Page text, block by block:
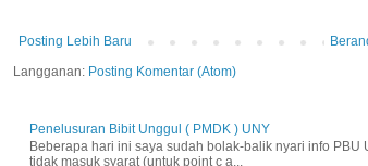
Posting Lebih Baru
Langganan: Posting Komentar (Atom)
Penelusuran Bibit Unggul ( PMDK ) UNY
Beberapa hari ini saya sudah bolak-balik nyari info
tidak masuk syarat (untuk point c a...